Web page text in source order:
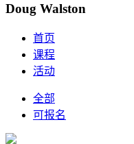
Doug Walston
首页
课程
活动
全部
可报名